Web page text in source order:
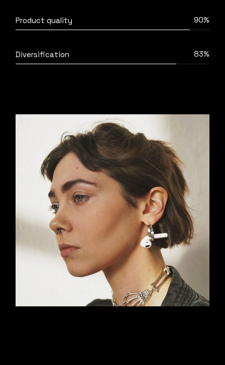
90%
Product quality
83%
Diversification